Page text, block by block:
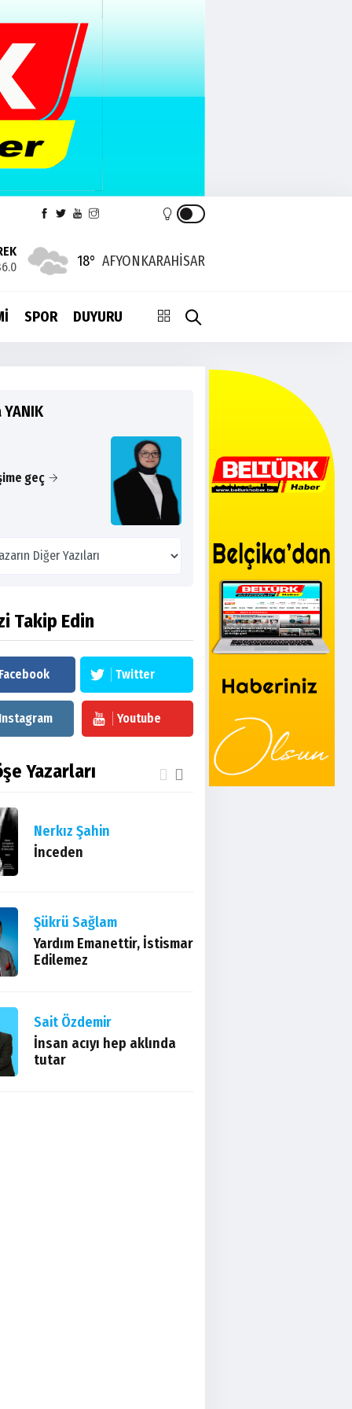
18° AFYONKARAHISAR
SPOR DUYURU
YANIK
geç
Takip Edin
Facebook Twitter
Instagram Youtube
Yazarları
Nerkız Şahin
İnceden
Şükrü Sağlam
Yardım Emanettir, İstismar
Edilemez
Sait Özdemir
İnsan acıyı hep aklında
tutar